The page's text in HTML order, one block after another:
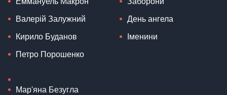
Валерій Залужний
Кирило Буданов
Петро Порошенко
Мар'яна Безугла
День ангела
Іменини